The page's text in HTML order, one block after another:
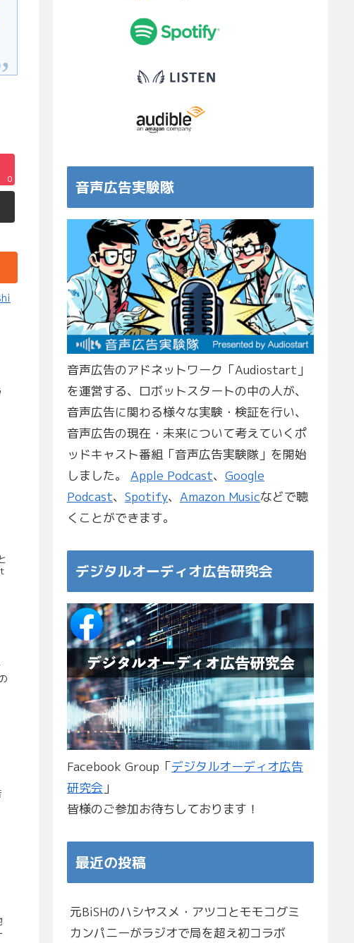
0 音声広告実験隊
音声広告のアドネットワーク「Audiostart」
を運営する、ロボットスタートの中の人が、
音声広告に関わる様々な実験・検証を行い、
音声広告の現在・未来について考えていくポ
ッドキャスト番組「音声広告実験隊」を開始
しました。 Apple Podcast、 Google
Podcast、 Spotify、 Amazon Musicなどで聴
くことができます。
デジタルオーディオ広告研究会
Facebook Group「デジタルオーディオ広告
研究会 」
皆様のご参加お待ちしております！
最近の投稿
元BiSHのハシヤスメ・アツコとモモコグミ
カンパニーがラジオで局を超え初コラボ